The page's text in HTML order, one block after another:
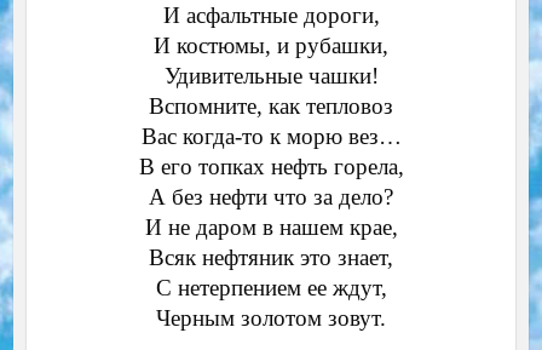
И асфальтные дороги,
И костюмы, и рубашки,
Удивительные чашки!
Вспомните, как тепловоз
Вас когда-то к морю вез…
В его топках нефть горела,
А без нефти что за дело?
И не даром в нашем крае,
Всяк нефтяник это знает,
С нетерпением ее ждут,
Черным золотом зовут.